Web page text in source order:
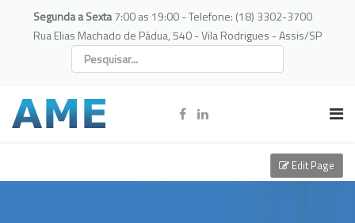
Segunda a Sexta7:00 as 19:00 - Telefone: (18) 3302-3700
Rua Elias Machado de Pádua, 540 - Vila Rodrigues - Assis/SP
Edit Page